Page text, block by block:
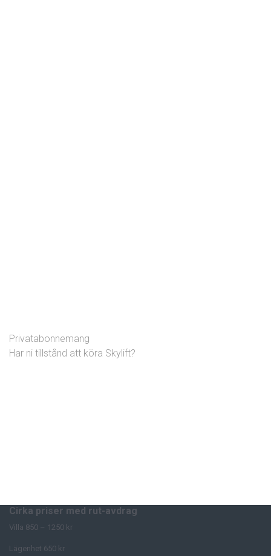
Privatabonnemang
Har ni tillstånd att köra Skylift?
Cirka priser med rut-avdrag
Villa 850 – 1250 kr
Lägenhet 650 kr